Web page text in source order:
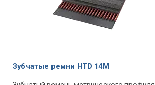
Зубчатые ремни HTD 14M